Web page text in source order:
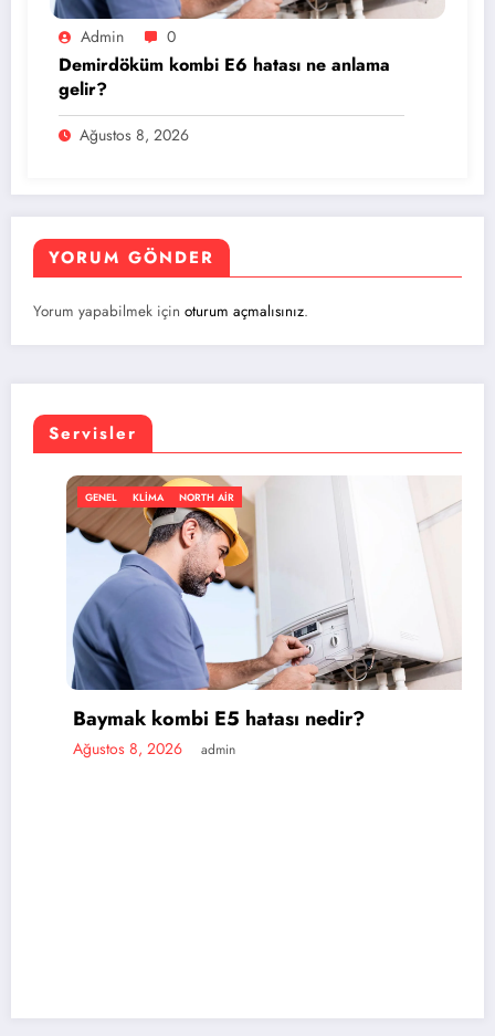
Admin 0
Demirdöküm kombi E6 hatası ne anlama
gelir?
Ağustos 8, 2026
YORUM GÖNDER
Yorum yapabilmek için oturum açmalısınız.
Servisler
NORTH AIR
kombi E5 hatası nedir?
admin
GENEL